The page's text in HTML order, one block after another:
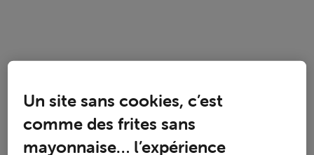
Un site sans cookies, c’est
comme des frites sans
mayonnaise… l’expérience